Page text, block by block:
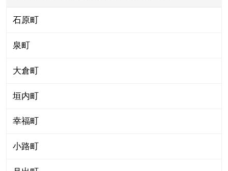
石原町
泉町
大倉町
垣内町
幸福町
小路町